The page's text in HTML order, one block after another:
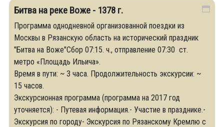
Битва на реке Воже - 1378 г.
Программа однодневной организованной поездки из
Москвы в Рязанскую область на исторический праздник
"Битва на Воже"Сбор 07:15. ч., отправление 07:30 ст.
метро «Площадь Ильича».
Время в пути: ~ 3 часа. Продолжительность экскурсии: ~
15 часов.
Экскурсионная программа (программа на 2017 год
уточняется): - Путевая информация.- Участие в празднике.-
Экскурсия по городу- Экскурсия по Рязанскому Кремлю с